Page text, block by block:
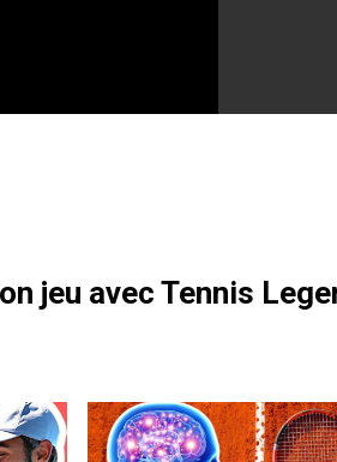
jeu avec Tennis